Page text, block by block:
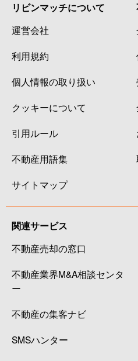
リビンマッチについて
運営会社
利用規約
個人情報の取り扱い
クッキーについて
引用ルール
不動産用語集
サイトマップ
関連サービス
不動産売却の窓口
不動産業界M&A相談センタ
ー
不動産の集客ナビ
SMSハンター